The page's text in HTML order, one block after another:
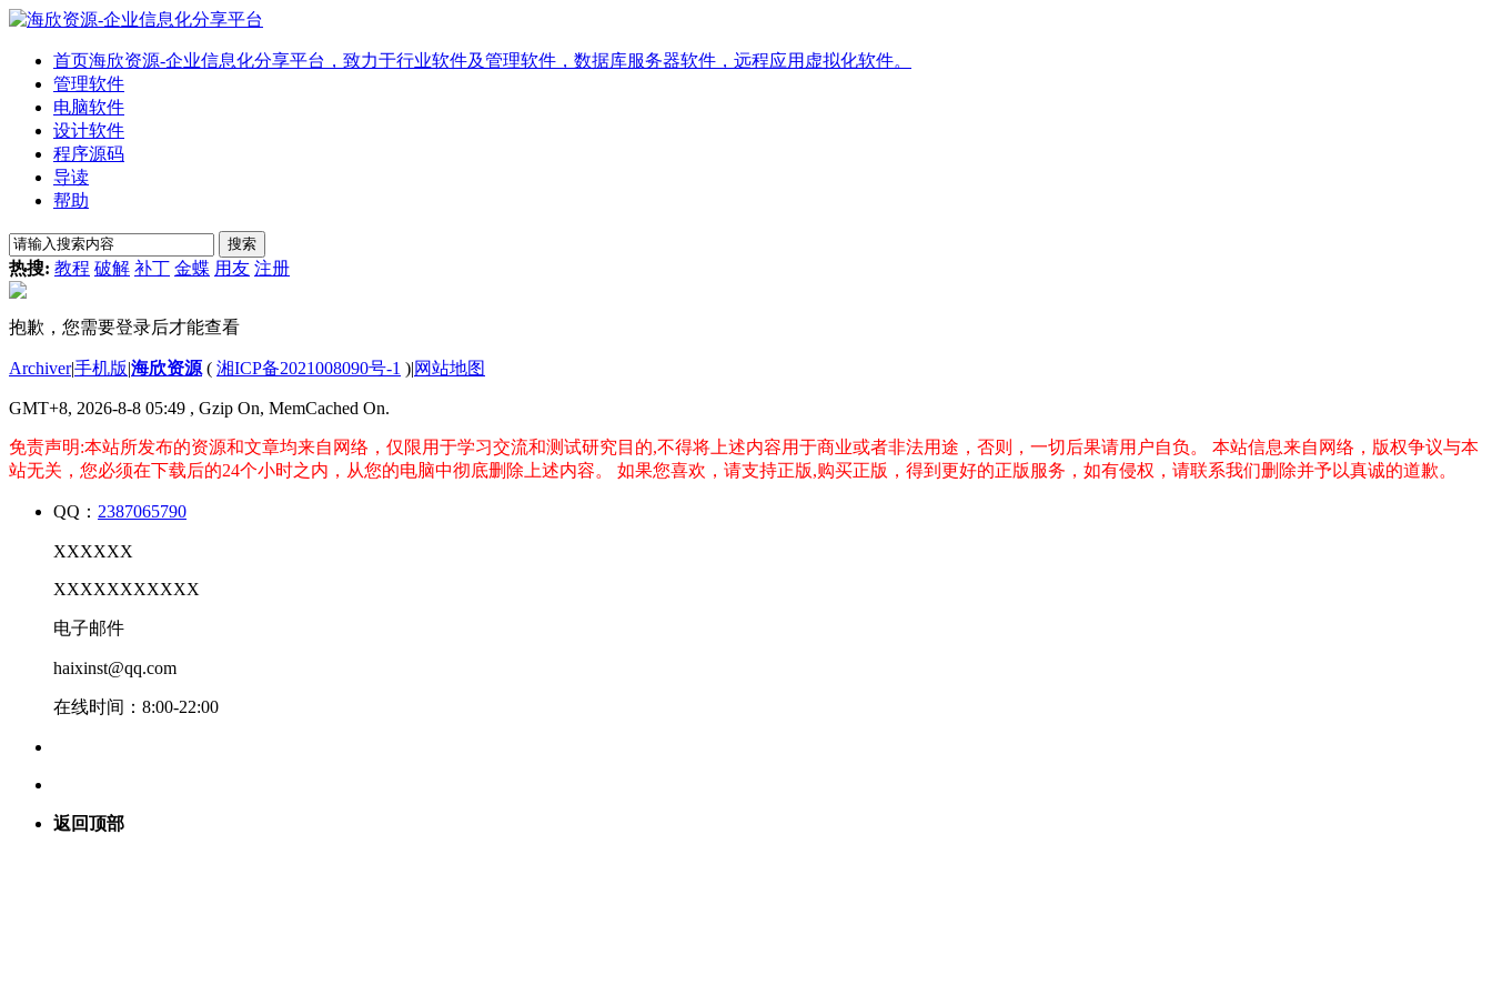
首页海欣资源-企业信息化分享平台，致力于行业软件及管理软件，数据库服务器软件，远程应用虚拟化软件。
管理软件
电脑软件
设计软件
程序源码
导读
帮助
搜索
热搜: 教程 破解 补丁 金蝶 用友 注册
抱歉，您需要登录后才能查看
Archiver|手机版|海欣资源 ( 湘ICP备2021008090号-1 )|网站地图
GMT+8, 2026-8-8 05:49 , Gzip On, MemCached On.
免责声明:本站所发布的资源和文章均来自网络，仅限用于学习交流和测试研究目的,不得将上述内容用于商业或者非法用途，否则，一切后果请用户自负。
本站信息来自网络，版权争议与本
站无关，您必须在下载后的24个小时之内，从您的电脑中彻底删除上述内容。
如果您喜欢，请支持正版,购买正版，得到更好的正版服务，如有侵权，请联系我们删除并予以真诚的道歉。
QQ： 2387065790
XXXXXX
XXXXXXXXXXX
电子邮件
haixinst@qq.com
在线时间：8:00-22:00
返回顶部